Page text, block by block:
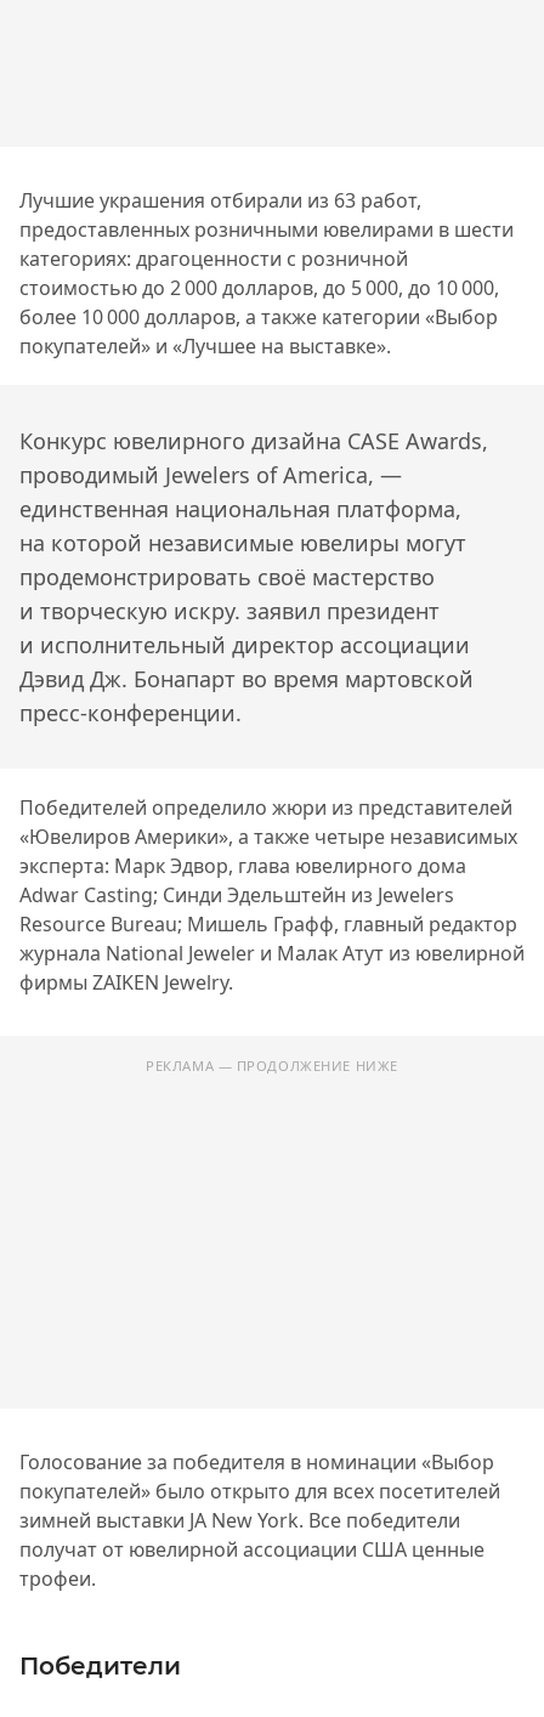
Лучшие украшения отбирали из 63 работ,
предоставленных розничными ювелирами в шести
категориях: драгоценности с розничной
стоимостью до 2 000 долларов, до 5 000, до 10 000,
более 10 000 долларов, а также категории «Выбор
покупателей» и «Лучшее на выставке».
Конкурс ювелирного дизайна CASE Awards,
проводимый Jewelers of America, —
единственная национальная платформа,
на которой независимые ювелиры могут
продемонстрировать своё мастерство
и творческую искру. заявил президент
и исполнительный директор ассоциации
Дэвид Дж. Бонапарт во время мартовской
пресс-конференции.
Победителей определило жюри из представителей
«Ювелиров Америки», а также четыре независимых
эксперта: Марк Эдвор, глава ювелирного дома
Adwar Casting; Синди Эдельштейн из Jewelers
Resource Bureau; Мишель Графф, главный редактор
журнала National Jeweler и Малак Атут из ювелирной
фирмы ZAIKEN Jewelry.
РЕКЛАМА — ПРОДОЛЖЕНИЕ НИЖЕ
Голосование за победителя в номинации «Выбор
покупателей» было открыто для всех посетителей
зимней выставки JA New York. Все победители
получат от ювелирной ассоциации США ценные
трофеи.
Победители